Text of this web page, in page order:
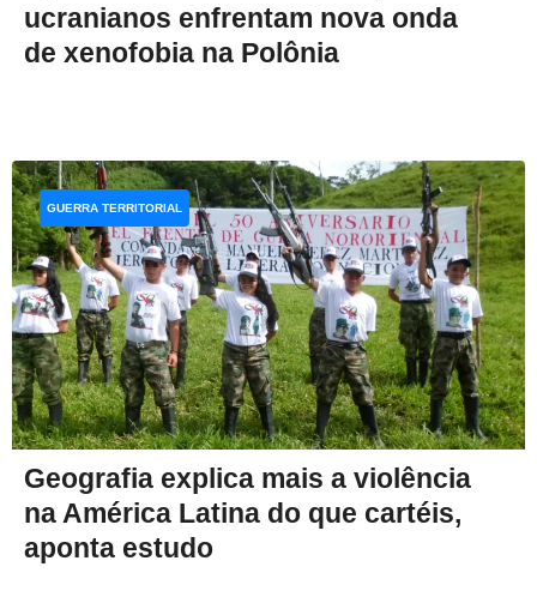
ucranianos enfrentam nova onda
de xenofobia na Polônia
Geografia explica mais a violência
na América Latina do que cartéis,
aponta estudo
GUERRA TERRITORIAL